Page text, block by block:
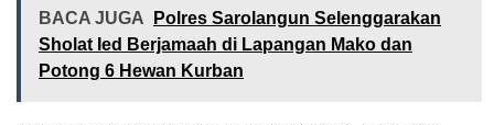
BACA JUGA
Polres Sarolangun Selenggarakan
Sholat Ied Berjamaah di Lapangan Mako dan
Potong 6 Hewan Kurban